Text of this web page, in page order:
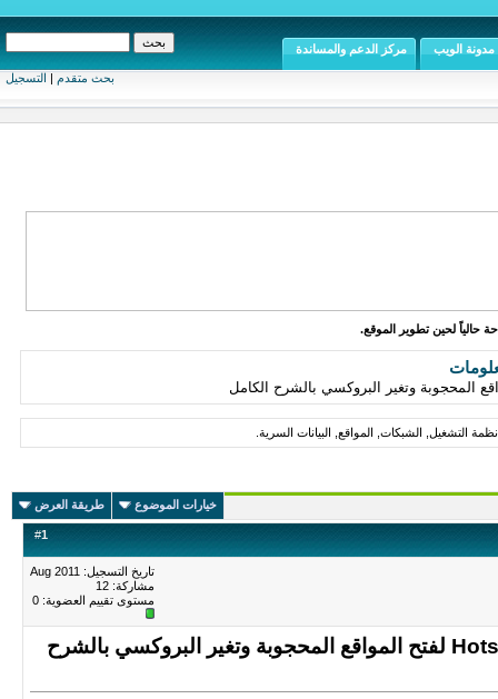
بحث متقدم | التسجيل
مدونة الويب مركز الدعم والمساندة
حالياً لحين تطوير الموقع.
التشغيل, الشبكات, المواقع, البيانات السرية.
خيارات الموضوع طريقة العرض
#1
تاريخ التسجيل: Aug 2011
مشاركة: 12
مستوى تقييم العضوية: 0
هوت سبوت شيلد Hotspot Shield 2.52 لفتح المواقع المحجوبة وتغير البروكسي بالشرح